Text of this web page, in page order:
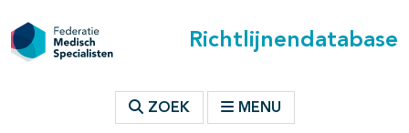
Richtlijnendatabase
ZOEK MENU